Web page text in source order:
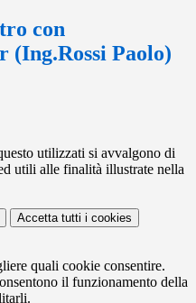
con
(Ing.Rossi Paolo)
utilizzati si avvalgono di
utili alle finalità illustrate nella
Accetta tutti i cookies
quali cookie consentire.
il funzionamento della